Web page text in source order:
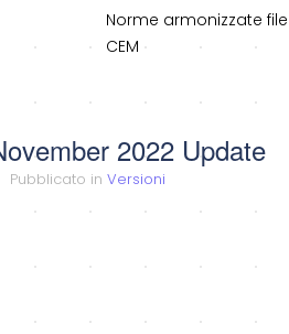
Norme armonizzate file
CEM
2022 Update
Pubblicato in Versioni